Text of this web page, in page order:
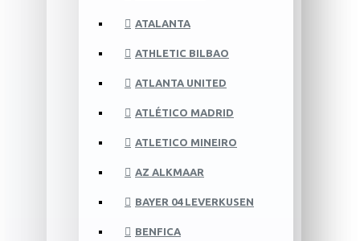
ATALANTA
ATHLETIC BILBAO
ATLANTA UNITED
ATLÉTICO MADRID
ATLETICO MINEIRO
AZ ALKMAAR
BAYER 04 LEVERKUSEN
BENFICA